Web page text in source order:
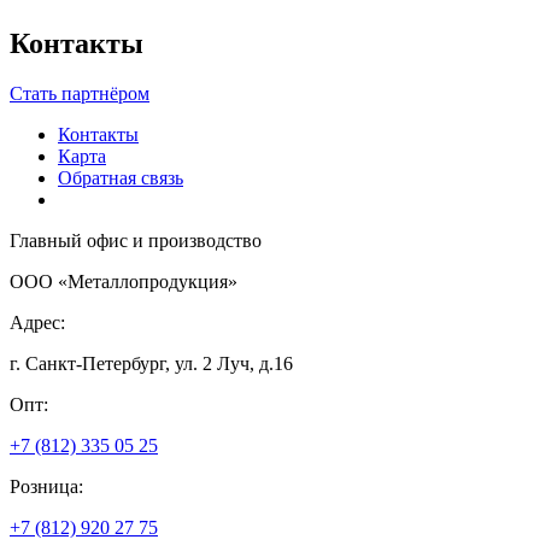
Контакты
Стать партнёром
Контакты
Карта
Обратная связь
Главный офис и производство
ООО «Металлопродукция»
Адрес:
г. Санкт-Петербург, ул. 2 Луч, д.16
Опт:
+7 (812) 335 05 25
Розница:
+7 (812) 920 27 75